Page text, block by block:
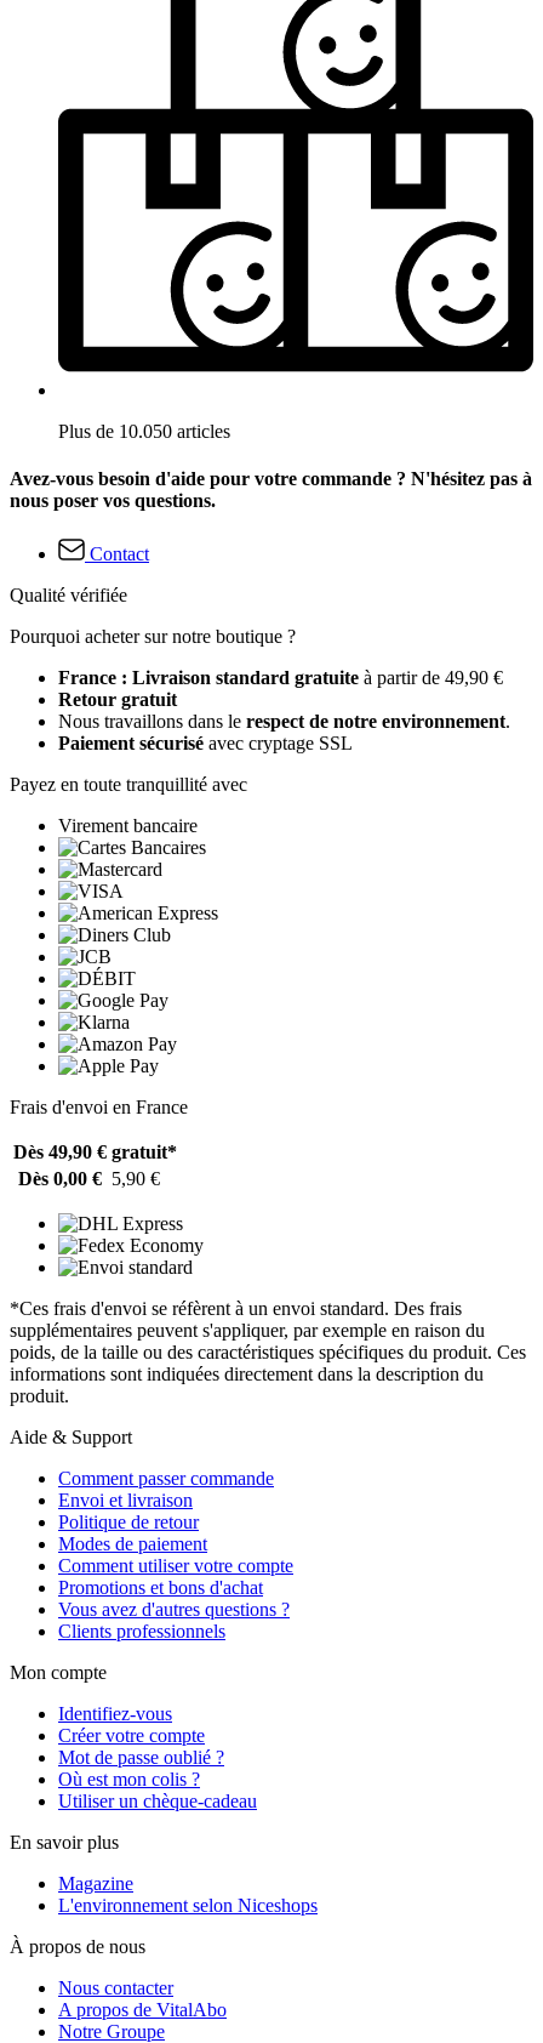
Plus de 10.050 articles
Avez-vous besoin d'aide pour votre commande ? N'hésitez pas à
nous poser vos questions.
Contact
Qualité vérifiée
Pourquoi acheter sur notre boutique ?
France : Livraison standard gratuite à partir de 49,90 €
Retour gratuit
Nous travaillons dans le respect de notre environnement.
Paiement sécurisé avec cryptage SSL
Payez en toute tranquillité avec
Virement bancaire
Frais d'envoi en France
Dès 49,90 € gratuit*
Dès 0,00 € 5,90 €
*Ces frais d'envoi se réfèrent à un envoi standard. Des frais
supplémentaires peuvent s'appliquer, par exemple en raison du
poids, de la taille ou des caractéristiques spécifiques du produit. Ces
informations sont indiquées directement dans la description du
produit.
Aide & Support
Comment passer commande
Envoi et livraison
Politique de retour
Modes de paiement
Comment utiliser votre compte
Promotions et bons d'achat
Vous avez d'autres questions ?
Clients professionnels
Mon compte
Identifiez-vous
Créer votre compte
Mot de passe oublié ?
Où est mon colis ?
Utiliser un chèque-cadeau
En savoir plus
Magazine
L'environnement selon Niceshops
À propos de nous
Nous contacter
A propos de VitalAbo
Notre Groupe